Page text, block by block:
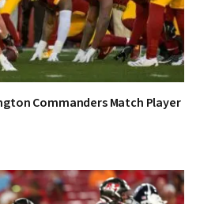
Commanders Match Player